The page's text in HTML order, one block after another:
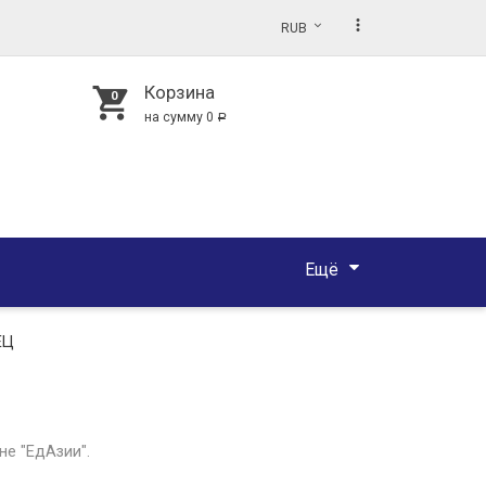
RUB more_vert
shopping_cart Корзина
на сумму 0 Р
Ещё
"ЕдАзии".